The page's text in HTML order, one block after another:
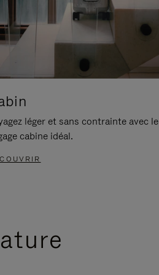
léger et sans contrainte avec le
cabine idéal.